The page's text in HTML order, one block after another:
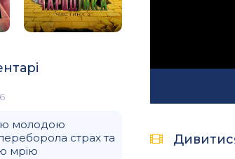
молодою
страх та
мрію